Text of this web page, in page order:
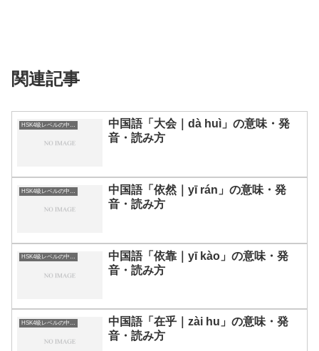
関連記事
中国語「大会｜dà huì」の意味・発
音・読み方
中国語「依然｜yī rán」の意味・発
音・読み方
HSK4級レベルの中国語
中国語「依靠｜yī kào」の意味・発
音・読み方
HSK4級レベルの中国語
中国語「在乎｜zài hu」の意味・発
音・読み方